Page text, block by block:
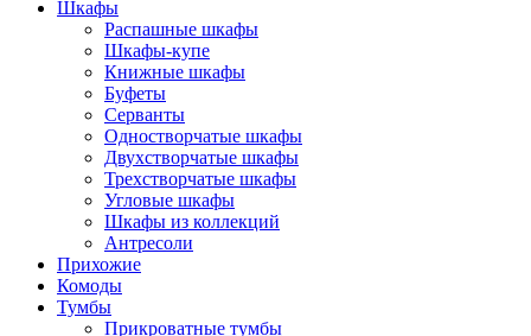
Шкафы
Распашные шкафы
Шкафы-купе
Книжные шкафы
Буфеты
Серванты
Одностворчатые шкафы
Двухстворчатые шкафы
Трехстворчатые шкафы
Угловые шкафы
Шкафы из коллекций
Антресоли
Прихожие
Комоды
Тумбы
Прикроватные тумбы